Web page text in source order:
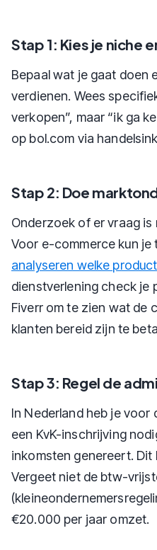
Stap 1: Kies je niche
Bepaal wat je gaat doen
verdienen. Wees
verkopen”, maar “ik ga
op bol.com via
Stap 2: Doe
Onderzoek of er vraag
Voor e-commerce kun
analyseren welke
dienstverlening check je
Fiverr om te zien wat de
klanten bereid zijn te
Stap 3: Regel de
In Nederland heb je voor
een KvK-inschrijving
inkomsten genereert. Dit
Vergeet niet de btw-
€20.000 per jaar omzet.